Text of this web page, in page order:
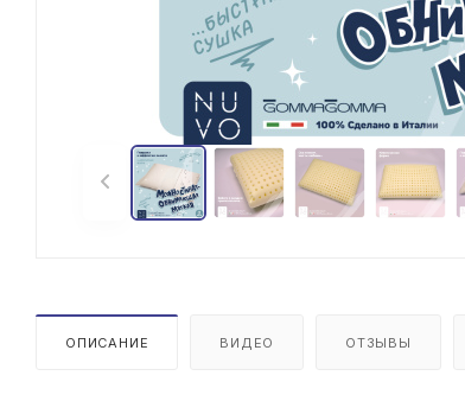
ОПИСАНИЕ ВИДЕО ОТЗЫВЫ